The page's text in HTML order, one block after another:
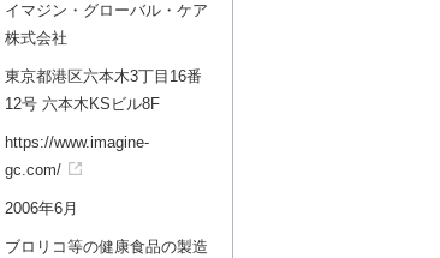
イマジン・グローバル・ケア
株式会社
東京都港区六本木3丁目16番
12号 六本木KSビル8F
https://www.imagine-
gc.com/
2006年6月
ブロリコ等の健康食品の製造